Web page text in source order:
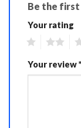
Be the first
Your rating
Your review*